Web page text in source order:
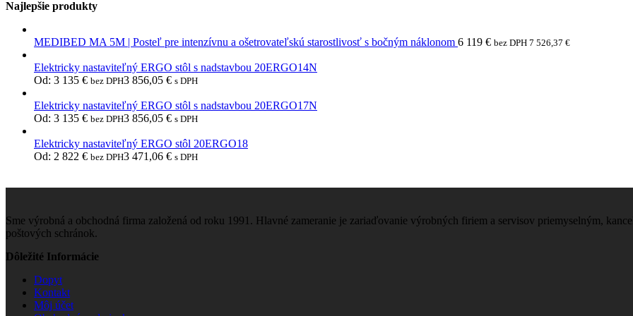
Najlepšie produkty
MEDIBED MA 5M | Posteľ pre intenzívnu a ošetrovateľskú starostlivosť s bočným náklonom 6 119 € bez DPH 7 526,37 €
Elektricky nastaviteľný ERGO stôl s nadstavbou 20ERGO14N
Od: 3 135 € bez DPH3 856,05 € s DPH
Elektricky nastaviteľný ERGO stôl s nadstavbou 20ERGO17N
Od: 3 135 € bez DPH3 856,05 € s DPH
Elektricky nastaviteľný ERGO stôl 20ERGO18
Od: 2 822 € bez DPH3 471,06 € s DPH
Sme výrobná a obchodná firma založená od roku 1991. Hlavné zameranie je zariaďovanie výrobných firiem a servisov priemyselným,
poštových schránok.
Dôležité Informácie
Dopyt
Kontakt
Môj účet